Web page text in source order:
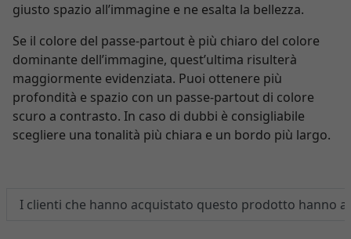
giusto spazio all’immagine e ne esalta la bellezza.
Se il colore del passe-partout è più chiaro del colore
dominante dell’immagine, quest’ultima risulterà
maggiormente evidenziata. Puoi ottenere più
profondità e spazio con un passe-partout di colore
scuro a contrasto. In caso di dubbi è consigliabile
scegliere una tonalità più chiara e un bordo più largo.
I clienti che hanno acquistato questo prodotto hanno